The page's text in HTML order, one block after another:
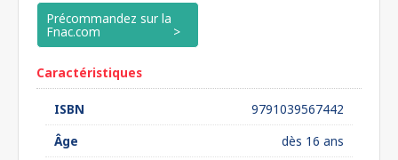
Précommandez sur la
Fnac.com
Caractéristiques
ISBN
9791039567442
Âge
dès 16 ans